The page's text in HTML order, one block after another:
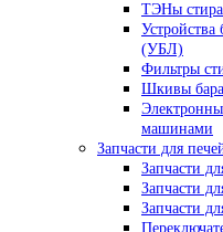
ТЭНы
(УБЛ)
Фильтры
Шкивы
машинами
Запчасти для
Запчасти
Запчасти
Запчасти